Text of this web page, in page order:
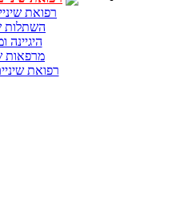
רפואת
השתלות
היגיינה
מרפאות
רפואת